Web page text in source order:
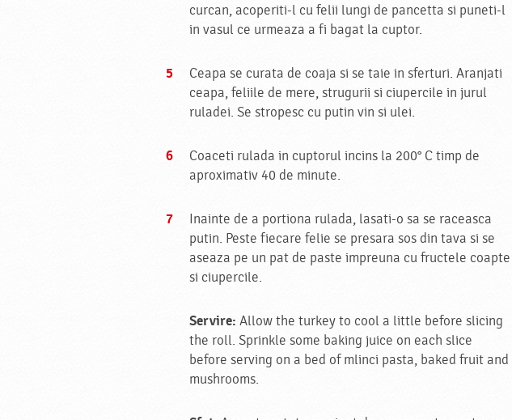
curcan, acoperiti-l cu felii lungi de pancetta si puneti-l
in vasul ce urmeaza a fi bagat la cuptor.
Ceapa se curata de coaja si se taie in sferturi. Aranjati
ceapa, feliile de mere, strugurii si ciupercile in jurul
ruladei. Se stropesc cu putin vin si ulei.
Coaceti rulada in cuptorul incins la 200° C timp de
aproximativ 40 de minute.
Inainte de a portiona rulada, lasati-o sa se raceasca
putin. Peste fiecare felie se presara sos din tava si se
aseaza pe un pat de paste impreuna cu fructele coapte
si ciupercile.
Servire: Allow the turkey to cool a little before slicing
the roll. Sprinkle some baking juice on each slice
before serving on a bed of mlinci pasta, baked fruit and
mushrooms.